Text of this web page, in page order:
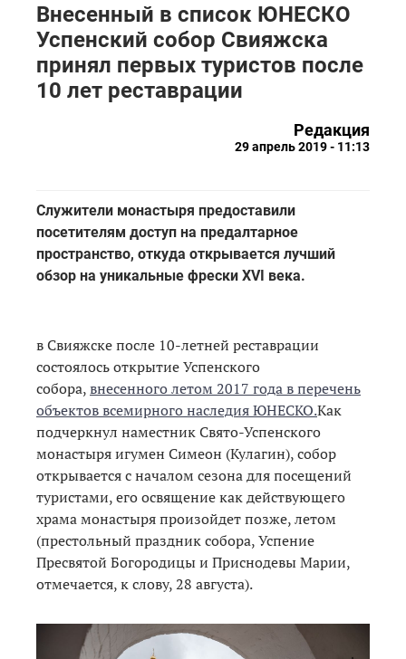
Внесенный в список ЮНЕСКО
Успенский собор Свияжска
принял первых туристов после
10 лет реставрации
Редакция
29 апрель 2019 - 11:13
Служители монастыря предоставили
посетителям доступ на предалтарное
пространство, откуда открывается лучший
обзор на уникальные фрески XVI века.
в Свияжске после 10-летней реставрации
состоялось открытие Успенского
собора,внесенного летом 2017 года в перечень
объектов всемирного наследия ЮНЕСКО.Как
подчеркнул наместник Свято-Успенского
монастыря игумен Симеон (Кулагин), собор
открывается с началом сезона для посещений
туристами, его освящение как действующего
храма монастыря произойдет позже, летом
(престольный праздник собора, Успение
Пресвятой Богородицы и Приснодевы Марии,
отмечается, к слову, 28 августа).